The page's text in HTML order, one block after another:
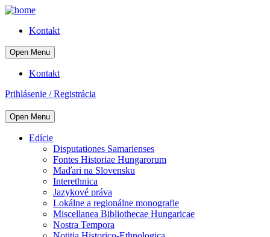
Kontakt
Open Menu
Kontakt
Prihlásenie / Registrácia
Open Menu
Edície
Disputationes Samarienses
Fontes Historiae Hungarorum
Maďari na Slovensku
Interethnica
Jazykové práva
Lokálne a regionálne monografie
Miscellanea Bibliothecae Hungaricae
Nostra Tempora